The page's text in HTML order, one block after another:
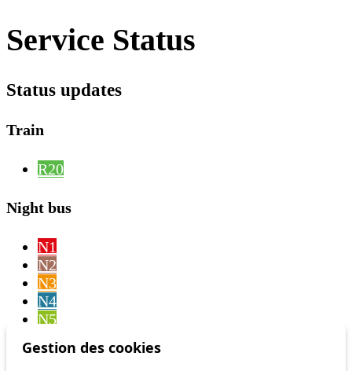
Service Status
Status updates
Train
R20
Night bus
N1
N2
N3
N4
N5
Gestion des cookies